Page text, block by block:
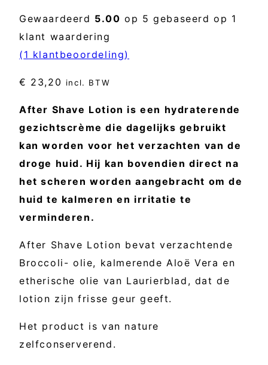
Gewaardeerd 5.00 op 5 gebaseerd op 1
klant waardering
( 1 klantbeoordeling)
€ 23,20 incl. BTW
After Shave Lotion is een hydraterende
gezichtscrème die dagelijks gebruikt
kan worden voor het verzachten van de
droge huid. Hij kan bovendien direct na
het scheren worden aangebracht om de
huid te kalmeren en irritatie te
verminderen.
After Shave Lotion bevat verzachtende
Broccoli- olie, kalmerende Aloë Vera en
etherische olie van Laurierblad, dat de
lotion zijn frisse geur geeft.
Het product is van nature
zelfconserverend.